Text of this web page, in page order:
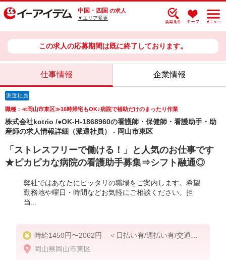
中国・四国 の求人
▼エリア変更
この求人の応募期間は既に終了しております。
仕事情報 企業情報
派遣社員
職種：≪岡山市東区≫16時帰宅もOK♪病院で補助だけのまったり作業
株式会社kotrio /●OK-H-1868960の看護師・保健師・看護助手・助
産師の求人情報詳細（派遣社員） - 岡山市東区
「ストレスフリーで働ける！」と人気のお仕事です
★ピカピカな病院の看護助手募集⇒シフト融通◎
弊社ではあなたにピッタリの職場をご案内します。希望
勤務地や曜日・時間などお気軽にご相談ください。担
当...
時給1450円〜2062円 ＜日払い有/週払い有/交通費
全支給(ガソリン代含む)＞
岡山県岡山市東区